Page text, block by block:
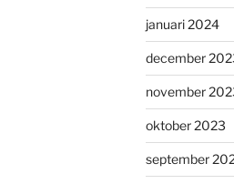
januari 2024
december
november
oktober 2023
september